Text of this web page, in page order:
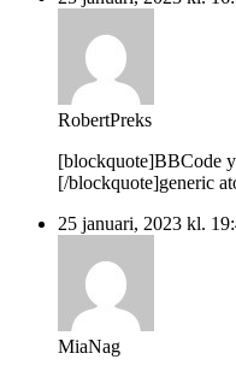
RobertPreks
[blockquote]BBCode
[/blockquote]generic
25 januari, 2023 kl.
MiaNag